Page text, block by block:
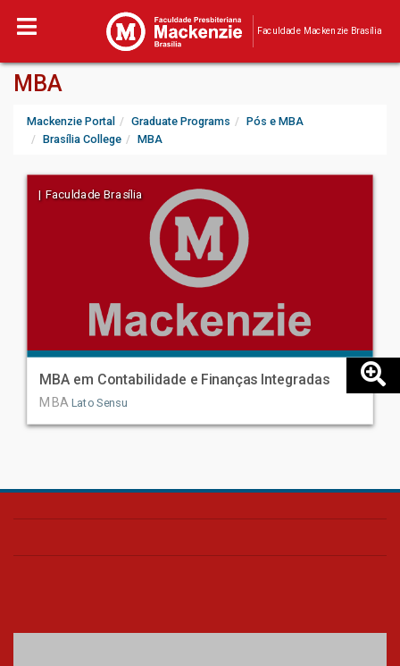
Faculdade Mackenzie Brasília
MBA
Mackenzie Portal Graduate Programs
Pós e MBA
Brasília College
MBA
| Faculdade Brasília
MBA em Contabilidade e Finanças Integradas
MBALato Sensu